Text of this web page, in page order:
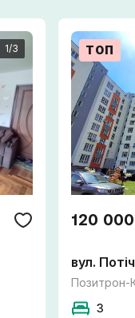
1/3 ТОП
120
вул.
Позитрон-
3